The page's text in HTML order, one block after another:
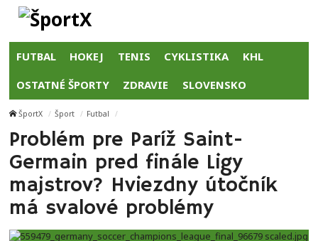
FUTBAL HOKEJ TENIS CYKLISTIKA KHL
OSTATNÉ ŠPORTY ZDRAVIE SLOVENSKO
ŠportX Šport Futbal
Problém pre Paríž Saint-
Germain pred finále Ligy
majstrov? Hviezdny útočník
má svalové problémy